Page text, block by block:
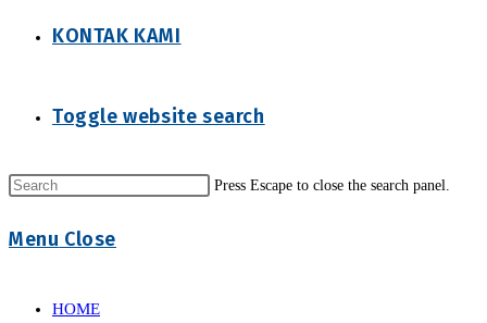
KONTAK KAMI
Toggle website search
Press Escape to close the search panel.
Menu Close
HOME